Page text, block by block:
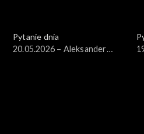
Pytanie dnia
20.05.2026 – Aleksander